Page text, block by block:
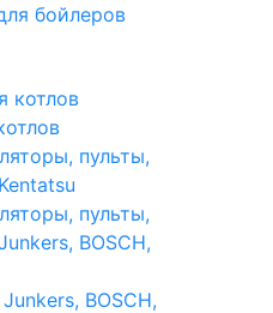
бойлеров
пульты,
пульты,
BOSCH,
BOSCH,